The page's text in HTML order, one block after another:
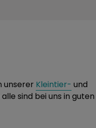
unserer Kleintier- und
sind bei uns in guten